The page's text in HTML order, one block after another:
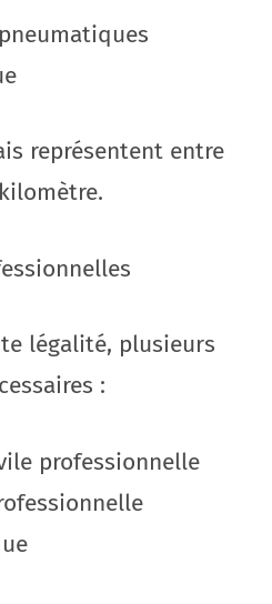
représentent entre
légalité, plusieurs
:
professionnelle